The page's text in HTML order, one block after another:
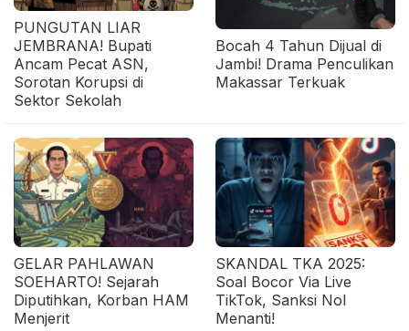
PUNGUTAN LIAR
JEMBRANA! Bupati
Ancam Pecat ASN,
Sorotan Korupsi di
Sektor Sekolah
Bocah 4 Tahun Dijual di
Jambi! Drama Penculikan
Makassar Terkuak
GELAR PAHLAWAN
SOEHARTO! Sejarah
Diputihkan, Korban HAM
Menjerit
SKANDAL TKA 2025:
Soal Bocor Via Live
TikTok, Sanksi Nol
Menanti!